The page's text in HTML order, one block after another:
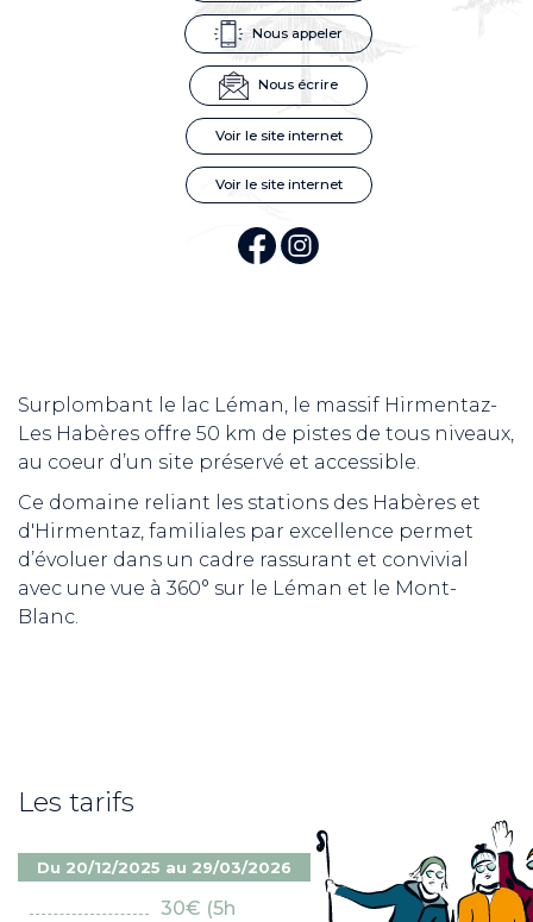
Nous appeler
Nous écrire
Voir le site internet
Voir le site internet
Surplombant le lac Léman, le massif Hirmentaz-
Les Habères offre 50 km de pistes de tous niveaux,
au coeur d’un site préservé et accessible.
Ce domaine reliant les stations des Habères et
d'Hirmentaz, familiales par excellence permet
d’évoluer dans un cadre rassurant et convivial
avec une vue à 360° sur le Léman et le Mont-
Blanc.
Les tarifs
Du 20/12/2025 au 29/03/2026
30€ (5h